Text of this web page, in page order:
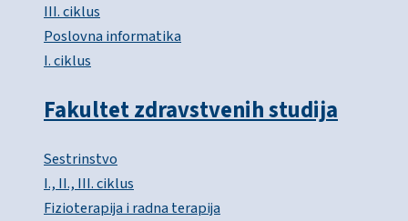
III. ciklus
Poslovna informatika
I. ciklus
Fakultet zdravstvenih studija
Sestrinstvo
I., II., III. ciklus
Fizioterapija i radna terapija